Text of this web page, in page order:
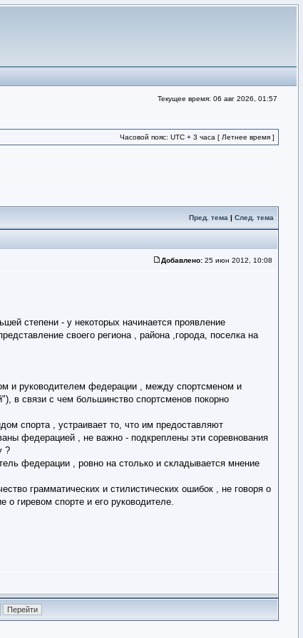
Текущее время: 06 авг 2026, 01:57
Часовой пояс: UTC + 3 часа [ Летнее время ]
Пред. тема | След. тема
Добавлено: 25 июн 2012, 10:08
степени - у некоторых начинается проявление
своего региона , района ,города, поселка на
и руководителем федерации , между спортсменом и
в связи с чем большинство спортсменов покорно
спорта , устраивает то, что им предоставляют
федерацией , не важно - подкреплены эти соревнования
?
федерации , ровно на столько и складывается мнение
грамматических и стилистических ошибок , не говоря о
о гиревом спорте и его руководителе.